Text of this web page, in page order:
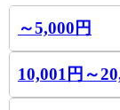
～5,000円
10,001円～